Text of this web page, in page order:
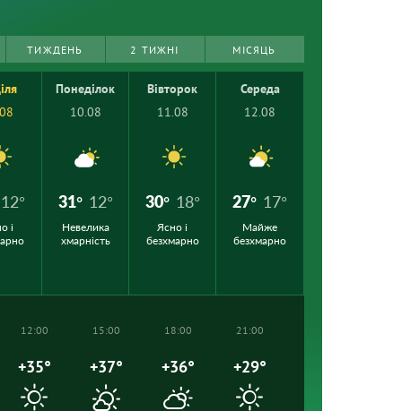
ТИЖДЕНЬ 2 ТИЖНІ МІСЯЦЬ
12°
і
Понеділок
10.08
31° 12°
Невелика
хмарність
Вівторок
11.08
30° 18°
Ясно і
безхмарно
Середа
12.08
27° 17°
Майже
безхмарно
12:00
+35°
15:00
+37°
18:00
+36°
21:00
+29°